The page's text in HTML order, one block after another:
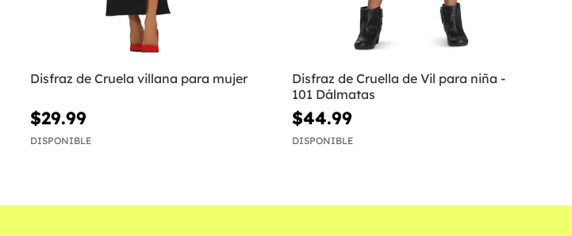
Disfraz de Cruela villana para mujer
$29.99
DISPONIBLE
Disfraz de Cruella de Vil para niña -
101 Dálmatas
$44.99
DISPONIBLE